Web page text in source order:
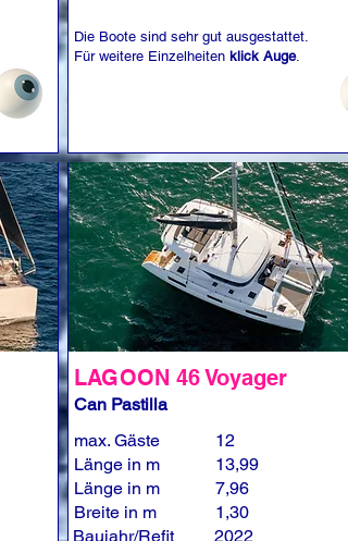
Die Boote sind sehr gut ausgestattet.
Für weitere Einzelheiten klick Auge.
LAGOON 46 Voyager
Can Pastilla
max. Gäste
Länge in m
Länge in m
Breite in m
Baujahr/Refit
12
13,99
7,96
1,30
2022